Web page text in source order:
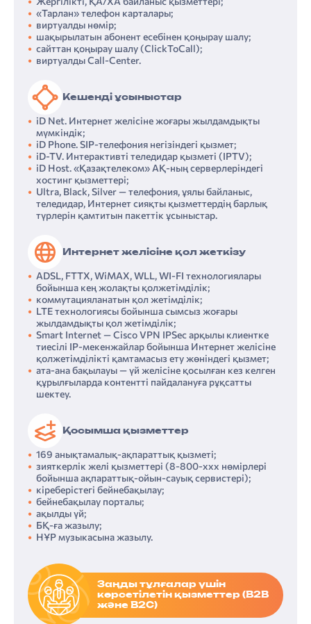
«Тарлан» телефон карталары;
виртуалды нөмір;
шақырылатын абонент есебінен қоңырау шалу;
сайттан қоңырау шалу (ClickToCall);
виртуалды Call-Center.
Кешенді ұсыныстар
iD Net. Интернет желісіне жоғары жылдамдықты
мүмкіндік;
iD Phone. SIP-телефония негізіндегі қызмет;
iD-TV. Интерактивті теледидар қызметі (IPTV);
iD Host. «Қазақтелеком» АҚ-ның серверлеріндегі
хостинг қызметтері;
Ultra, Black, Silver — телефония, ұялы байланыс,
теледидар, Интернет сияқты қызметтердің барлық
түрлерін қамтитын пакеттік ұсыныстар.
Интернет желісіне қол жеткізу
ADSL, FTTX, WiMAX, WLL, WI-FI технологиялары
бойынша кең жолақты қолжетімділік;
коммутацияланатын қол жетімділік;
LTE технологиясы бойынша сымсыз жоғары
жылдамдықты қол жетімділік;
Smart Internet — Cisco VPN IPSec арқылы клиентке
тиесілі IP-мекенжайлар бойынша Интернет желісіне
қолжетімділікті қамтамасыз ету жөніндегі қызмет;
ата-ана бақылауы — үй желісіне қосылған кез келген
құрылғыларда контентті пайдалануға рұқсатты
шектеу.
Қосымша қызметтер
169 анықтамалық-ақпараттық қызметі;
зияткерлік желі қызметтері (8-800-ххх нөмірлері
бойынша ақпараттық-ойын-сауық сервистері);
кіреберістегі бейнебақылау;
бейнебақылау порталы;
ақылды үй;
БҚ-ға жазылу;
НҰР музыкасына жазылу.
Заңды тұлғалар үшін
көрсетілетін қызметтер (B2B
және B2C)